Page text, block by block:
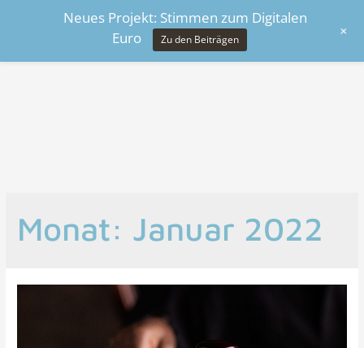
Monat: Januar 2022
Neues Projekt: Stimmen zum Digitalen
Euro
Zu den Beiträgen +